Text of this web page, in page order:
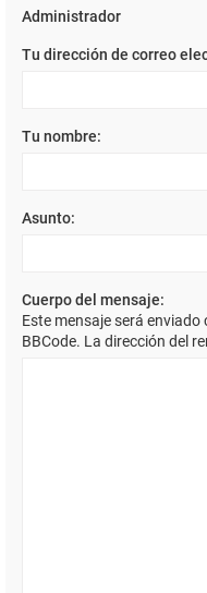
Administrador
Tu dirección de correo
Tu nombre:
Asunto:
Cuerpo del mensaje:
Este mensaje será
BBCode. La dirección del